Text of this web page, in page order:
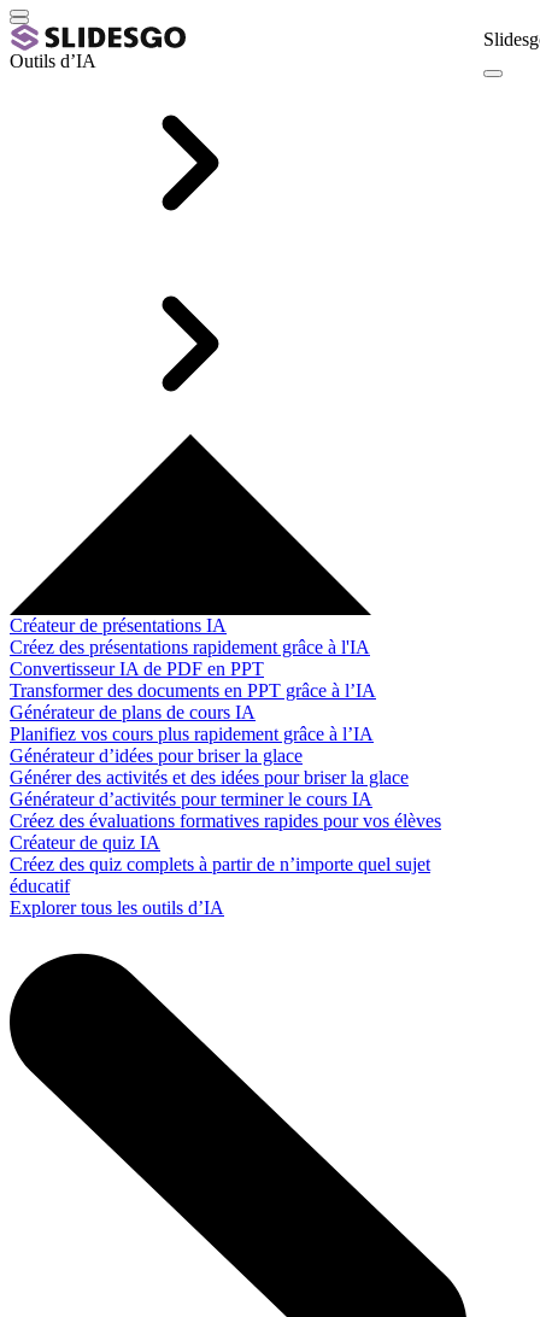
Outils d’IA
Créateur de présentations IA
Créez des présentations rapidement grâce à l'IA
Convertisseur IA de PDF en PPT
Transformer des documents en PPT grâce à l’IA
Générateur de plans de cours IA
Planifiez vos cours plus rapidement grâce à l’IA
Générateur d’idées pour briser la glace
Générer des activités et des idées pour briser la glace
Générateur d’activités pour terminer le cours IA
Créez des évaluations formatives rapides pour vos élèves
Créateur de quiz IA
Créez des quiz complets à partir de n’importe quel sujet
éducatif
Explorer tous les outils d’IA